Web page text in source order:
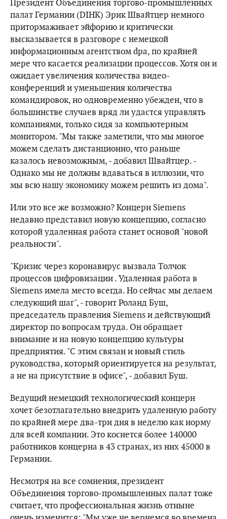
Президент Объединения торгово-промышленных
палат Германии (DIHK) Эрик Швайтцер немного
притормаживает эйфорию и критически
высказывается в разговоре с немецкой
информационным агентством dpa, по крайней
мере что касается реализации процессов. Хотя он и
ожидает увеличения количества видео-
конференций и уменьшения количества
командировок, но одновременно убежден, что в
большинстве случаев вряд ли удастся управлять
компаниями, только сидя за компьютерным
монитором. "Мы также заметили, что мы многое
можем сделать дистанционно, что раньше
казалось невозможным, - добавил Швайтцер. -
Однако мы не должны вдаваться в иллюзии, что
мы всю нашу экономику можем решить из дома".
Или это все же возможно? Концерн Siemens
недавно представил новую концепцию, согласно
которой удаленная работа станет основой "новой
реальности".
"Кризис через коронавирус вызвала Толчок
процессов цифровизации . Удаленная работа в
Siemens имела место всегда. Но сейчас мы делаем
следующий шаг", - говорит Роланд Буш,
председатель правления Siemens и действующий
директор по вопросам труда. Он обращает
внимание и на новую концепцию культуры
предприятия. "С этим связан и новый стиль
руководства, который ориентируется на результат,
а не на присутствие в офисе", - добавил Буш.
Ведущий немецкий технологический концерн
хочет безотлагательно внедрить удаленную работу
по крайней мере два-три дня в неделю как норму
для всей компании. Это коснется более 140000
работников концерна в 43 странах, из них 45000 в
Германии.
Несмотря на все сомнения, президент
Объединения торгово-промышленных палат тоже
считает, что профессиональная жизнь отныне